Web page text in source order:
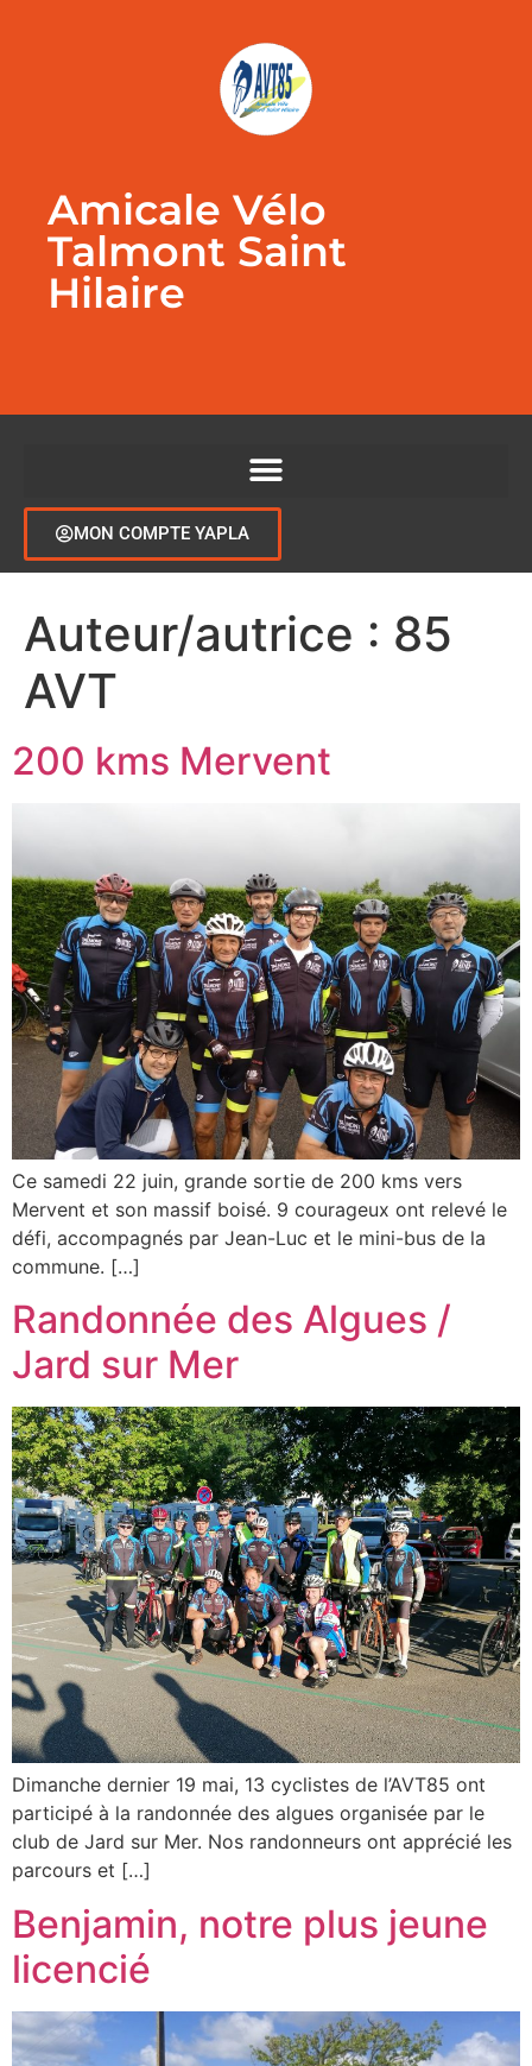
Amicale Vélo
Talmont Saint
Hilaire
MON COMPTE YAPLA
Auteur/autrice : 85
AVT
200 kms Mervent
Ce samedi 22 juin, grande sortie de 200 kms vers
Mervent et son massif boisé. 9 courageux ont relevé le
défi, accompagnés par Jean-Luc et le mini-bus de la
commune. […]
Randonnée des Algues /
Jard sur Mer
Dimanche dernier 19 mai, 13 cyclistes de l’AVT85 ont
participé à la randonnée des algues organisée par le
club de Jard sur Mer. Nos randonneurs ont apprécié les
parcours et […]
Benjamin, notre plus jeune
licencié